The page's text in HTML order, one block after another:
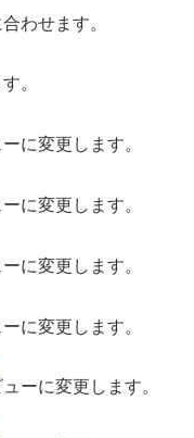
わせます。
。
に変更します。
に変更します。
に変更します。
に変更します。
ーに変更します。